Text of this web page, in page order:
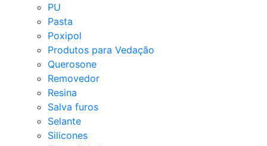
PU
Pasta
Poxipol
Produtos para Vedação
Querosone
Removedor
Resina
Salva furos
Selante
Silicones